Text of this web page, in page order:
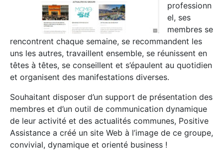
professionn
el, ses
membres se
rencontrent chaque semaine, se recommandent les
uns les autres, travaillent ensemble, se réunissent en
têtes à têtes, se conseillent et s’épaulent au quotidien
et organisent des manifestations diverses.
Souhaitant disposer d’un support de présentation des
membres et d’un outil de communication dynamique
de leur activité et des actualités communes, Positive
Assistance a créé un site Web à l’image de ce groupe,
convivial, dynamique et orienté business !